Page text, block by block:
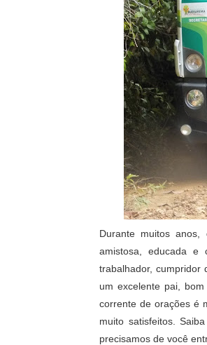
Durante muitos anos,
amistosa, educada e
trabalhador, cumpridor
um excelente pai,
corrente de orações é
muito satisfeitos.
precisamos de você